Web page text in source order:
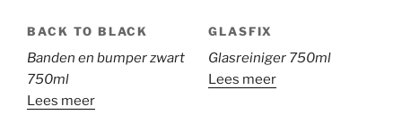
BACK TO BLACK
Banden en bumper zwart
750ml
Lees meer
GLASFIX
Glasreiniger 750ml
Lees meer